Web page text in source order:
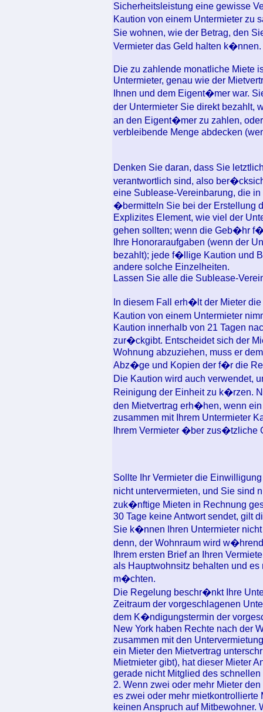
Sicherheitsleistung eine gewisse
Kaution von einem Untermieter zu
Sie wohnen, wie der Betrag, den
Vermieter das Geld halten k�nnen.
Die zu zahlende monatliche Miete
Untermieter, genau wie der
Ihnen und dem Eigent�mer war.
der Untermieter Sie direkt bezahlt,
an den Eigent�mer zu zahlen,
verbleibende Menge abdecken
Denken Sie daran, dass Sie
verantwortlich sind, also
eine Sublease-Vereinbarung, die
�bermitteln Sie bei der Erstellung
Explizites Element, wie viel der
gehen sollten; wenn die Geb�hr
Ihre Honoraraufgaben (wenn der
bezahlt); jede f�llige Kaution und
andere solche Einzelheiten.
Lassen Sie alle die Sublease-
In diesem Fall erh�lt der Mieter
Kaution von einem Untermieter
Kaution innerhalb von 21 Tagen
zur�ckgibt. Entscheidet sich der
Wohnung abzuziehen, muss er
Abz�ge und Kopien der f�r die
Die Kaution wird auch verwendet,
Reinigung der Einheit zu k�rzen.
den Mietvertrag erh�hen, wenn
zusammen mit Ihrem Untermieter
Ihrem Vermieter �ber zus�tzliche
Sollte Ihr Vermieter die
nicht untervermieten, und Sie sind
zuk�nftige Mieten in Rechnung
30 Tage keine Antwort sendet, gilt
Sie k�nnen Ihren Untermieter
denn, der Wohnraum wird
Ihrem ersten Brief an Ihren
als Hauptwohnsitz behalten und
m�chten.
Die Regelung beschr�nkt Ihre
Zeitraum der vorgeschlagenen
dem K�ndigungstermin der
New York haben Rechte nach der
zusammen mit den
ein Mieter den Mietvertrag
Mietmieter gibt), hat dieser Mieter
gerade nicht Mitglied des
2. Wenn zwei oder mehr Mieter
es zwei oder mehr
keinen Anspruch auf Mitbewohner.